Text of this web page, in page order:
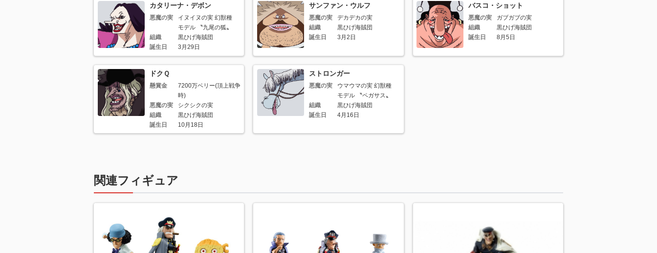
カタリーナ・デボン
悪魔の実
イヌイヌの実 幻獣種
モデル 〝九尾の狐〟
組織
黒ひげ海賊団
誕生日
3月29日
サンファン・ウルフ
悪魔の実
デカデカの実
組織
黒ひげ海賊団
誕生日
3月2日
バスコ・ショット
悪魔の実
ガブガブの実
組織
黒ひげ海賊団
誕生日
8月5日
ドクＱ
懸賞金
7200万ベリー(頂上戦争
時)
悪魔の実
シクシクの実
組織
黒ひげ海賊団
誕生日
10月18日
ストロンガー
悪魔の実
ウマウマの実 幻獣種
モデル 〝ペガサス〟
組織
黒ひげ海賊団
誕生日
4月16日
関連フィギュア